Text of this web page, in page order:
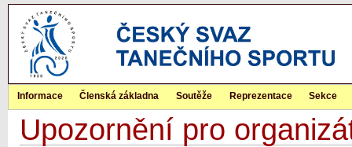
Informace Členská základna Soutěže Reprezentace Sekce
Upozornění pro